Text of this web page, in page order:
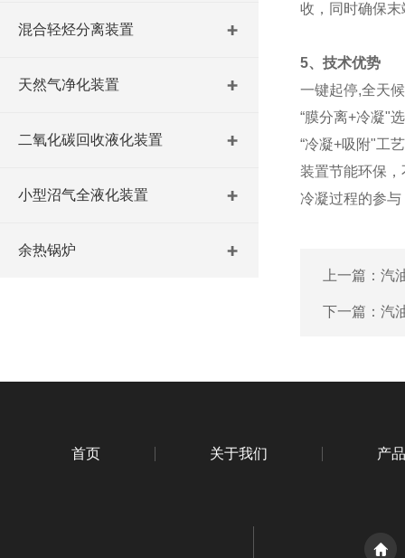
混合轻烃分离装置
天然气净化装置
二氧化碳回收液化装置
小型沼气全液化装置
余热锅炉
收，同时确
5、技术优势
一键起停,全天
“膜分离+冷凝"
“冷凝+吸附"工
装置节能环保
冷凝过程的参
上一篇： 汽
下一篇： 汽
首页 关于我们 产